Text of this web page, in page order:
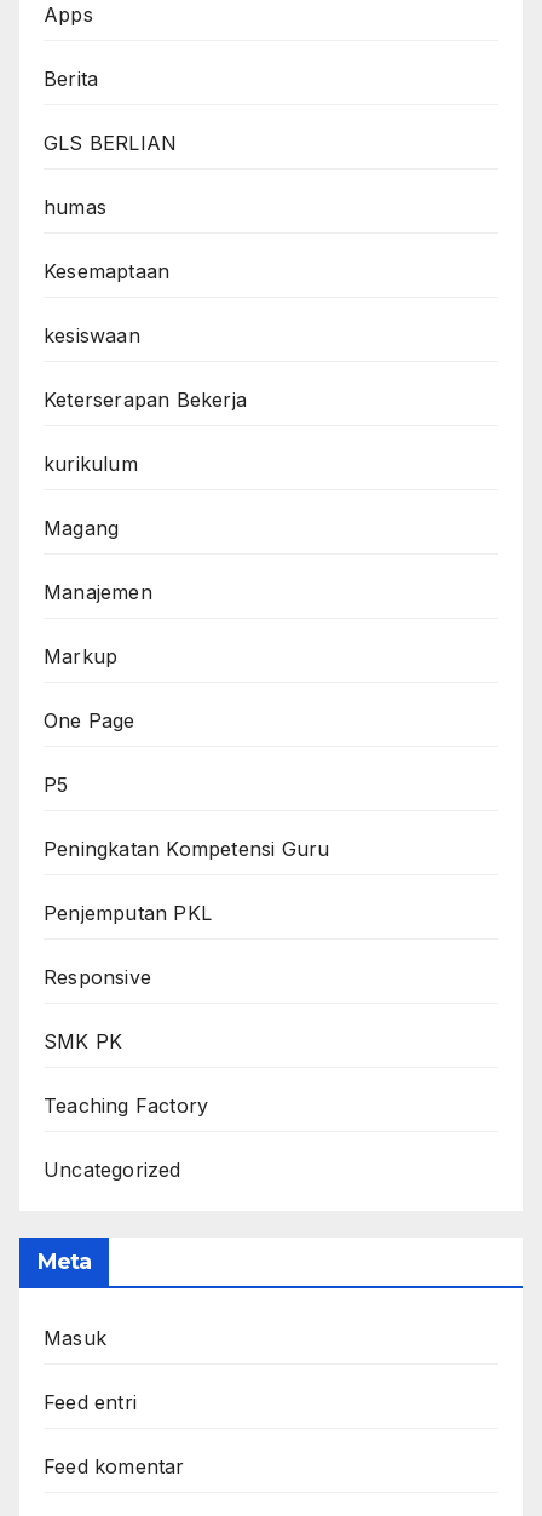
Apps
Berita
GLS BERLIAN
humas
Kesemaptaan
kesiswaan
Keterserapan Bekerja
kurikulum
Magang
Manajemen
Markup
One Page
P5
Peningkatan Kompetensi Guru
Penjemputan PKL
Responsive
SMK PK
Teaching Factory
Uncategorized
Meta
Masuk
Feed entri
Feed komentar